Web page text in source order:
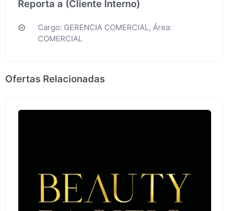
Reporta a (Cliente Interno)
Cargo: GERENCIA COMERCIAL, Área:
COMERCIAL
Ofertas Relacionadas